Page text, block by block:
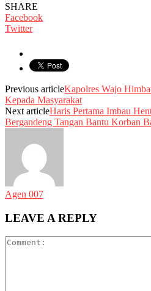
SHARE
Facebook
Twitter
Previous articleKapolres Wajo
Kepada Masyarakat
Next articleHaris Pertama Imbau
Bergandeng Tangan Bantu Korban
Agen 007
LEAVE A REPLY